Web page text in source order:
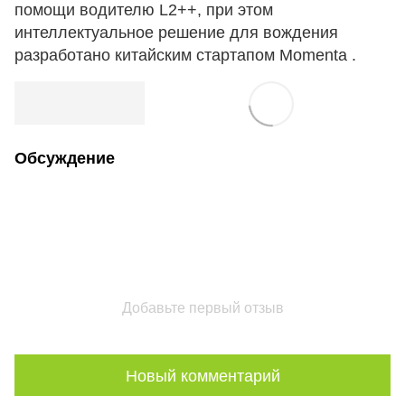
помощи водителю L2++, при этом
интеллектуальное решение для вождения
разработано китайским стартапом Momenta .
Обсуждение
Добавьте первый отзыв
Новый комментарий